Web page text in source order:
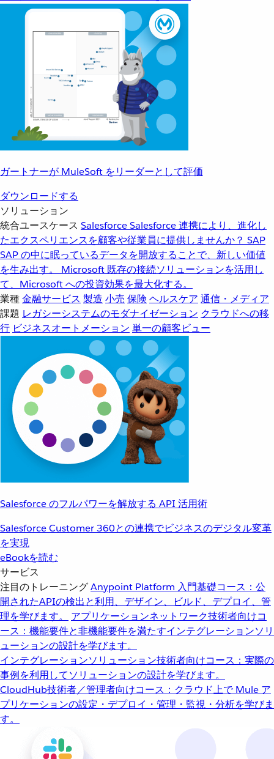
ガートナーが MuleSoft をリーダーとして評価
ダウンロードする
ソリューション
統合ユースケース SalesforceSalesforce 連携により、進化し
たエクスペリエンスを顧客や従業員に提供しませんか？ SAP
SAP の中に眠っているデータを開放することで、新しい価値
を生み出す。
Microsoft 既存の接続ソリューションを活用し
て、Microsoft への投資効果を最大化する。
業種金融サービス 製造 小売 保険 ヘルスケア 通信・メディア
課題 レガシーシステムのモダナイゼーション クラウドへの移
行 ビジネスオートメーション 単一の顧客ビュー
Salesforce のフルパワーを解放する API 活用術
Salesforce Customer 360との連携でビジネスのデジタル変革
を実現
eBookを読む
サービス
注目のトレーニングAnypoint Platform 入門基礎コース：公
開されたAPIの検出と利用、デザイン、ビルド、デプロイ、管
理を学びます。
アプリケーションネットワーク技術者向けコ
ース：機能要件と非機能要件を満たすインテグレーションソリ
ューションの設計を学びます。
インテグレーションソリューション技術者向けコース：実際の
事例を利用してソリューションの設計を学びます。
CloudHub技術者／管理者向けコース：クラウド上で Mule ア
プリケーションの設定・デプロイ・管理・監視・分析を学びま
す。